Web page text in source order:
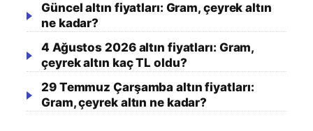
Güncel altın fiyatları: Gram, çeyrek altın
ne kadar?
4 Ağustos 2026 altın fiyatları: Gram,
çeyrek altın kaç TL oldu?
29 Temmuz Çarşamba altın fiyatları:
Gram, çeyrek altın ne kadar?